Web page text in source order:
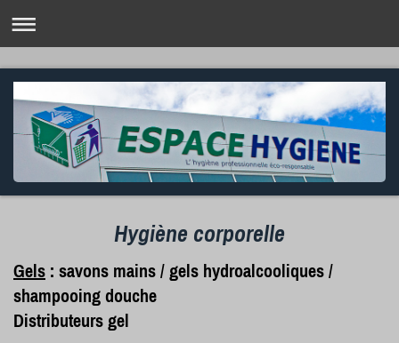
Hygiène corporelle
Gels : savons mains / gels hydroalcooliques /
shampooing douche
Distributeurs gel